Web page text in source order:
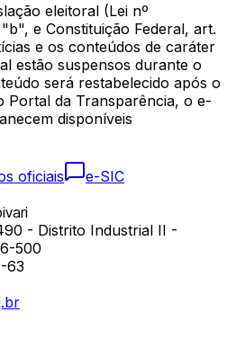
eleitoral (Lei nº
e Constituição Federal, art.
e os conteúdos de caráter
estão suspensos durante o
será restabelecido após o
Portal da Transparência, o e-
disponíveis
oficiais
e-SIC
- Distrito Industrial II -
500
63